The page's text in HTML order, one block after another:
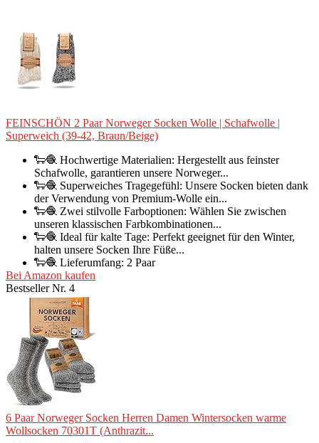
FEINSCHÖN 2 Paar Norweger Socken Wolle | Schafwolle |
Superweich (39-42, Braun/Beige)
🐑🧶 Hochwertige Materialien: Hergestellt aus feinster
Schafwolle, garantieren unsere Norweger...
🐑🧶 Superweiches Tragegefühl: Unsere Socken bieten dank
der Verwendung von Premium-Wolle ein...
🐑🧶 Zwei stilvolle Farboptionen: Wählen Sie zwischen
unseren klassischen Farbkombinationen...
🐑🧶 Ideal für kalte Tage: Perfekt geeignet für den Winter,
halten unsere Socken Ihre Füße...
🐑🧶 Lieferumfang: 2 Paar
Bei Amazon kaufen
Bestseller Nr. 4
6 Paar Norweger Socken Herren Damen Wintersocken warme
Wollsocken 70301T (Anthrazit...